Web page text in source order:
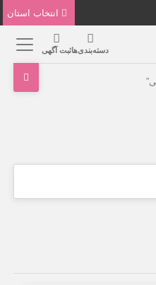
دسته‌بندی‌هاثبت آگهی